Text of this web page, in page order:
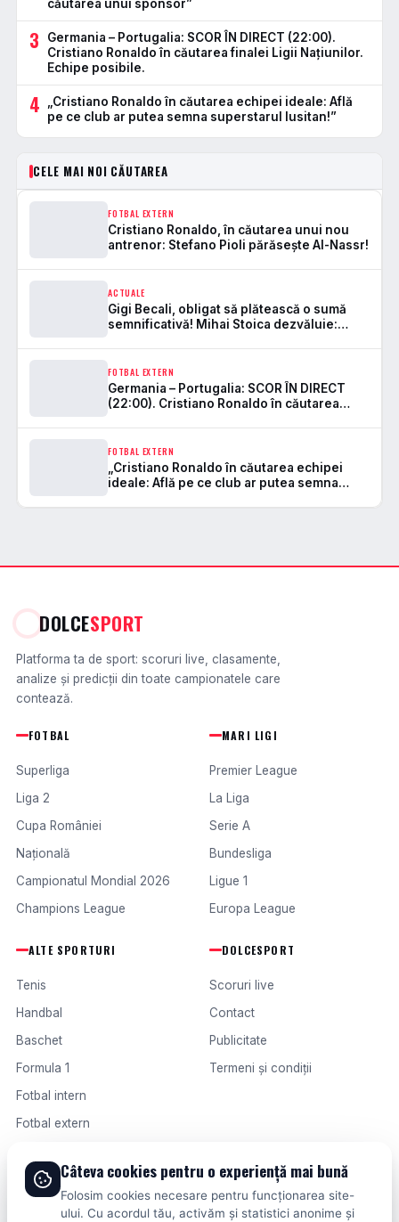
căutarea unui sponsor”
3
Germania – Portugalia: SCOR ÎN DIRECT (22:00).
Cristiano Ronaldo în căutarea finalei Ligii Națiunilor.
Echipe posibile.
4
„Cristiano Ronaldo în căutarea echipei ideale: Află
pe ce club ar putea semna superstarul lusitan!”
CELE MAI NOI CĂUTAREA
FOTBAL EXTERN
Cristiano Ronaldo, în căutarea unui nou
antrenor: Stefano Pioli părăsește Al-Nassr!
ACTUALE
Gigi Becali, obligat să plătească o sumă
semnificativă! Mihai Stoica dezvăluie:
FOTBAL EXTERN
Germania – Portugalia: SCOR ÎN DIRECT
(22:00). Cristiano Ronaldo în căutarea
FOTBAL EXTERN
„Cristiano Ronaldo în căutarea echipei
ideale: Află pe ce club ar putea semna
DOLCESPORT
Platforma ta de sport: scoruri live, clasamente,
analize și predicții din toate campionatele care
contează.
FOTBAL
Superliga
Liga 2
Cupa României
Națională
Campionatul Mondial 2026
Champions League
MARI LIGI
Premier League
La Liga
Serie A
Bundesliga
Ligue 1
Europa League
ALTE SPORTURI
Tenis
Handbal
Baschet
Formula 1
Fotbal intern
Fotbal extern
DOLCESPORT
Scoruri live
Contact
Publicitate
Termeni și condiții
© 2026 DOLCESPORT. TOATE DREPTURILE REZERVATE.
SCORURI, CLASAMENTE ȘI ANALIZE DIN TOATE COMPETIȚIILE
Câteva cookies pentru o experiență mai bună
Folosim cookies necesare pentru funcționarea site-
ului. Cu acordul tău, activăm și statistici anonime și